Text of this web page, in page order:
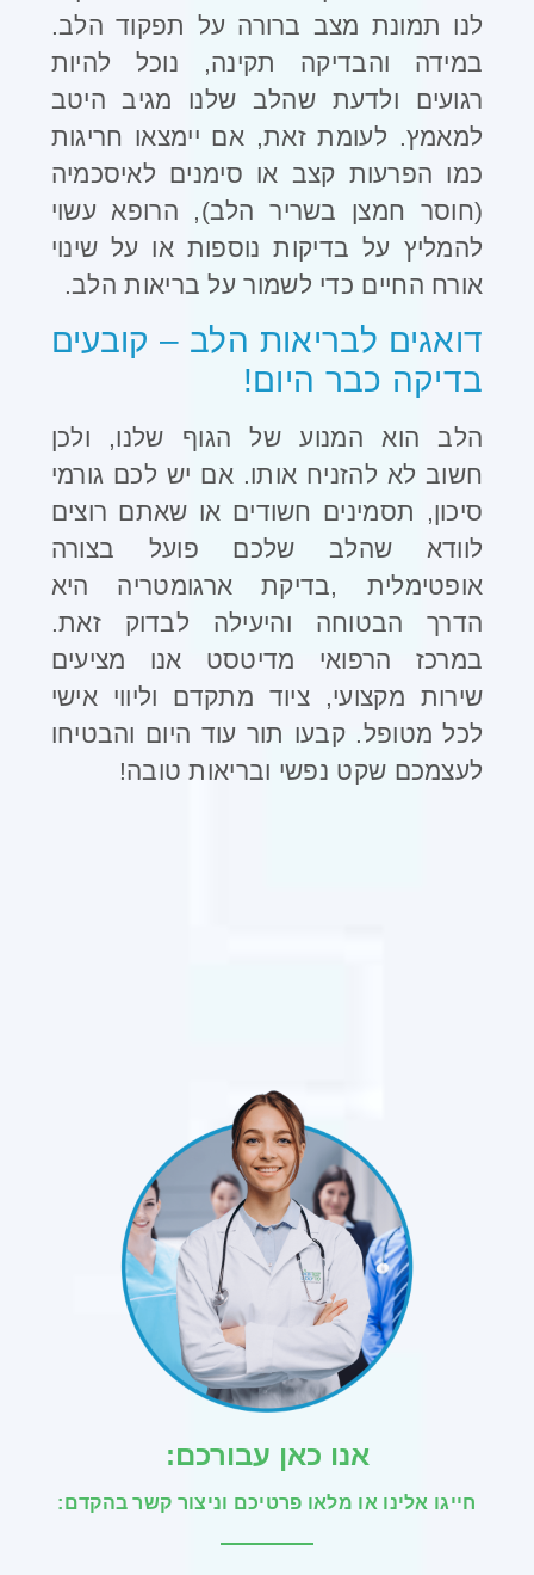
לנו תמונת מצב ברורה על תפקוד הלב.
במידה והבדיקה תקינה, נוכל להיות
רגועים ולדעת שהלב שלנו מגיב היטב
למאמץ. לעומת זאת, אם יימצאו חריגות
כמו הפרעות קצב או סימנים לאיסכמיה
(חוסר חמצן בשריר הלב), הרופא עשוי
להמליץ על בדיקות נוספות או על שינוי
אורח החיים כדי לשמור על בריאות הלב.
דואגים לבריאות הלב – קובעים
בדיקה כבר היום!
הלב הוא המנוע של הגוף שלנו, ולכן
חשוב לא להזניח אותו. אם יש לכם גורמי
סיכון, תסמינים חשודים או שאתם רוצים
לוודא שהלב שלכם פועל בצורה
אופטימלית ,בדיקת ארגומטריה היא
הדרך הבטוחה והיעילה לבדוק זאת.
במרכז הרפואי מדיטסט אנו מציעים
שירות מקצועי, ציוד מתקדם וליווי אישי
לכל מטופל. קבעו תור עוד היום והבטיחו
לעצמכם שקט נפשי ובריאות טובה!
אנו כאן עבורכם:
חייגו אלינו או מלאו פרטיכם וניצור קשר בהקדם: